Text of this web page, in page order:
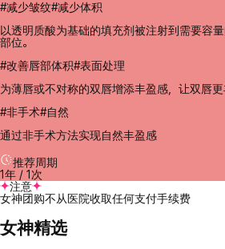
#减少皱纹#减少体积
以透明质酸为基础的填充剂被注射到需要容
部位。
#改善唇部体积#表面处理
为薄唇或不对称的双唇增添丰盈感，让双唇
#非手术#自然
通过非手术方法实现自然丰盈感
推荐周期
1年 / 1次
注意
女神团购不从医院收取任何支付手续费
女神精选